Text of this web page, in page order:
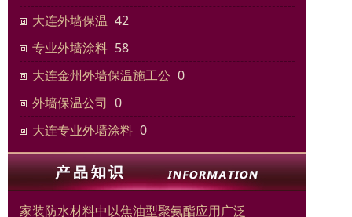
大连外墙保温 42
专业外墙涂料 58
大连金州外墙保温施工公 0
外墙保温公司 0
大连专业外墙涂料 0
家装防水材料中以焦油型聚氨酯应用广泛